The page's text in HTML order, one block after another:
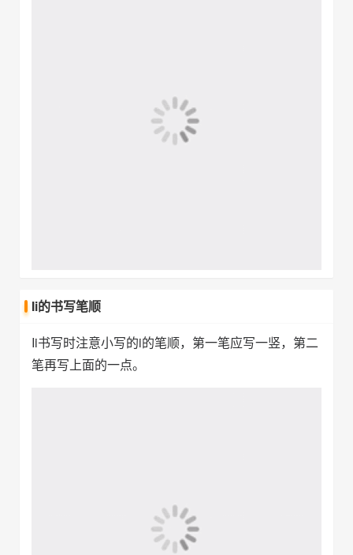
Ii的书写笔顺
Ii书写时注意小写的i的笔顺，第一笔应写一竖，第二
笔再写上面的一点。